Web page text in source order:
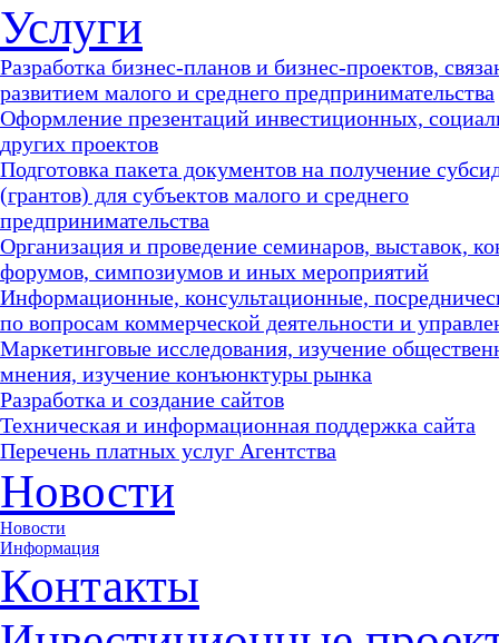
Услуги
Разработка бизнес-планов и бизнес-проектов,
развитием малого и среднего предпринимательства
Оформление презентаций инвестиционных,
других проектов
Подготовка пакета документов на получение
(грантов) для субъектов малого и среднего
предпринимательства
Организация и проведение семинаров, выставок,
форумов, симпозиумов и иных мероприятий
Информационные, консультационные,
по вопросам коммерческой деятельности и
Маркетинговые исследования, изучение
мнения, изучение конъюнктуры рынка
Разработка и создание сайтов
Техническая и информационная поддержка сайта
Перечень платных услуг Агентства
Новости
Новости
Информация
Контакты